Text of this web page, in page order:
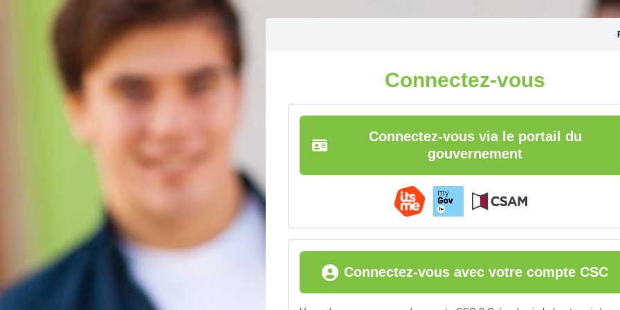
Aller vers le contenu
Connectez-vous
Connectez-vous via le portail du
gouvernement
Connectez-vous avec votre compte CSC